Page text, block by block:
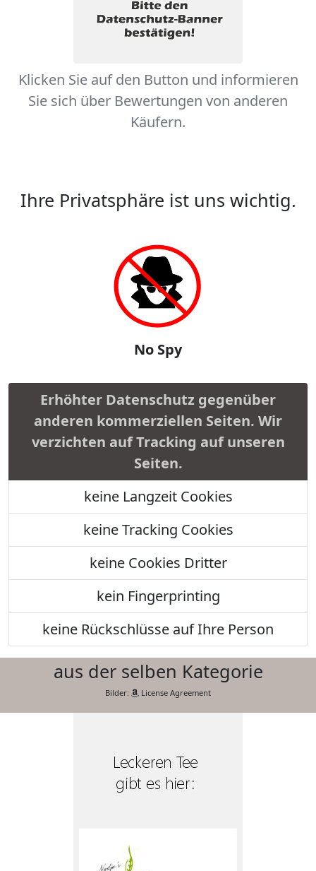
Klicken Sie auf den Button und informieren
Sie sich über Bewertungen von anderen
Käufern.
Ihre Privatsphäre ist uns wichtig.
No Spy
Erhöhter Datenschutz gegenüber
anderen kommerziellen Seiten. Wir
verzichten auf Tracking auf unseren
Seiten.
keine Langzeit Cookies
keine Tracking Cookies
keine Cookies Dritter
kein Fingerprinting
keine Rückschlüsse auf Ihre Person
aus der selben Kategorie
Bilder: License Agreement